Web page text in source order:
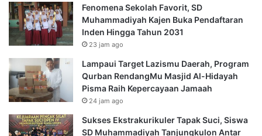
Fenomena Sekolah Favorit, SD
Muhammadiyah Kajen Buka Pendaftaran
Inden Hingga Tahun 2031
23 jam ago
Lampaui Target Lazismu Daerah, Program
Qurban RendangMu Masjid Al-Hidayah
Pisma Raih Kepercayaan Jamaah
24 jam ago
Sukses Ekstrakurikuler Tapak Suci, Siswa
SD Muhammadiyah Tanjungkulon Antar